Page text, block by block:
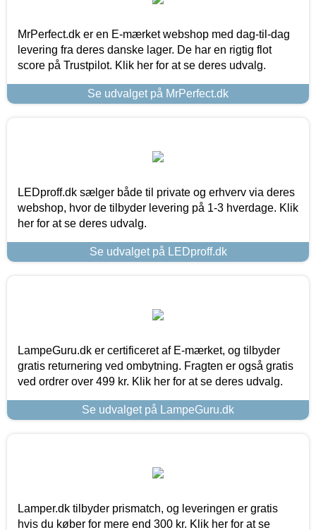
MrPerfect.dk er en E-mærket webshop med dag-til-dag
levering fra deres danske lager. De har en rigtig flot
score på Trustpilot. Klik her for at se deres udvalg.
Se udvalget på MrPerfect.dk
LEDproff.dk sælger både til private og erhverv via deres
webshop, hvor de tilbyder levering på 1-3 hverdage. Klik
her for at se deres udvalg.
Se udvalget på LEDproff.dk
LampeGuru.dk er certificeret af E-mærket, og tilbyder
gratis returnering ved ombytning. Fragten er også gratis
ved ordrer over 499 kr. Klik her for at se deres udvalg.
Se udvalget på LampeGuru.dk
Lamper.dk tilbyder prismatch, og leveringen er gratis
hvis du køber for mere end 300 kr. Klik her for at se